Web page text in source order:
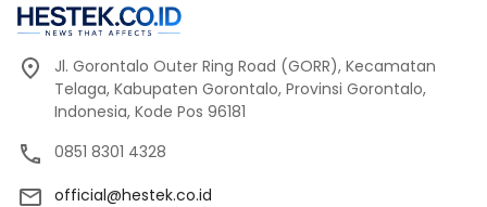
Jl. Gorontalo Outer Ring Road (GORR), Kecamatan
Telaga, Kabupaten Gorontalo, Provinsi Gorontalo,
Indonesia, Kode Pos 96181
0851 8301 4328
official@hestek.co.id